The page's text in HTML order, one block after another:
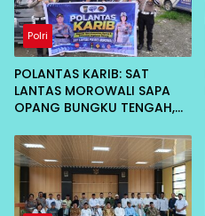
Polri
POLANTAS KARIB: SAT
LANTAS MOROWALI SAPA
OPANG BUNGKU TENGAH,